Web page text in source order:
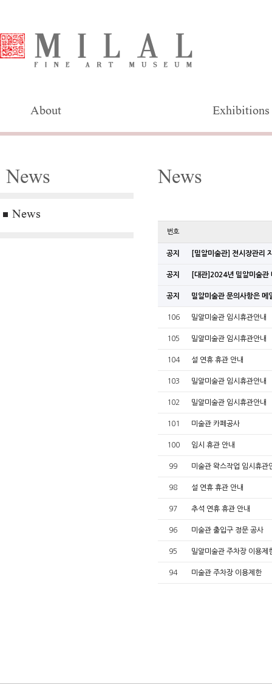
About Exhibitions
News
News
News
번호
공지 [밀알미술관] 전시장관리
공지 [대관]2024년 밀알미술관
공지 밀알미술관 문의사항은 메
106 밀알미술관 임시휴관안내
105 밀알미술관 임시휴관안내
104 설 연휴 휴관 안내
103 밀알미술관 임시휴관안내
102 밀알미술관 임시휴관안내
101 미술관 카페공사
100 임시 휴관 안내
99 미술관 왁스작업 임시휴관
98 설 연휴 휴관 안내
97 추석 연휴 휴관 안내
96 미술관 출입구 정문 공사
95 밀알미술관 주차장 이용제
94 미술관 주차장 이용제한